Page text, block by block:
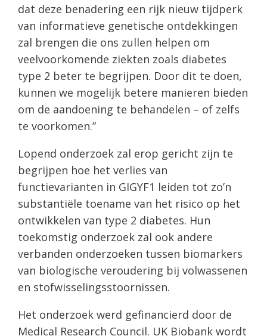
dat deze benadering een rijk nieuw tijdperk
van informatieve genetische ontdekkingen
zal brengen die ons zullen helpen om
veelvoorkomende ziekten zoals diabetes
type 2 beter te begrijpen. Door dit te doen,
kunnen we mogelijk betere manieren bieden
om de aandoening te behandelen – of zelfs
te voorkomen.”
Lopend onderzoek zal erop gericht zijn te
begrijpen hoe het verlies van
functievarianten in GIGYF1 leiden tot zo’n
substantiële toename van het risico op het
ontwikkelen van type 2 diabetes. Hun
toekomstig onderzoek zal ook andere
verbanden onderzoeken tussen biomarkers
van biologische veroudering bij volwassenen
en stofwisselingsstoornissen.
Het onderzoek werd gefinancierd door de
Medical Research Council. UK Biobank wordt